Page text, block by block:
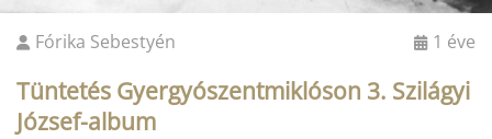
Fórika Sebestyén 1 éve
Tüntetés Gyergyószentmiklóson 3. Szilágyi
József-album